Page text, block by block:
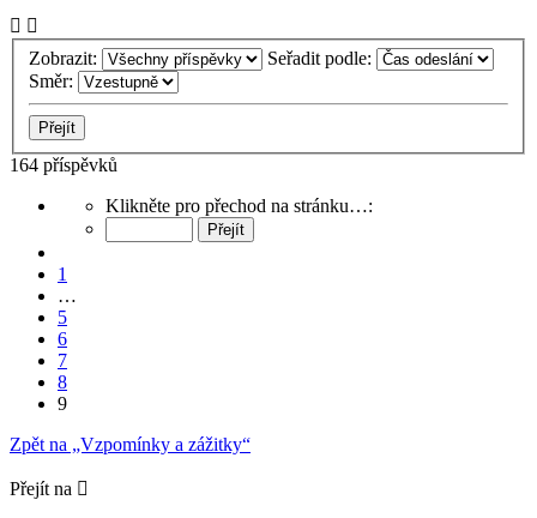
Zobrazit:
Seřadit podle:
Směr:
164 příspěvků
Stránka
9
Klikněte pro přechod na stránku…:
1
…
5
6
7
8
9
Zpět na „Vzpomínky a zážitky“
Přejít na